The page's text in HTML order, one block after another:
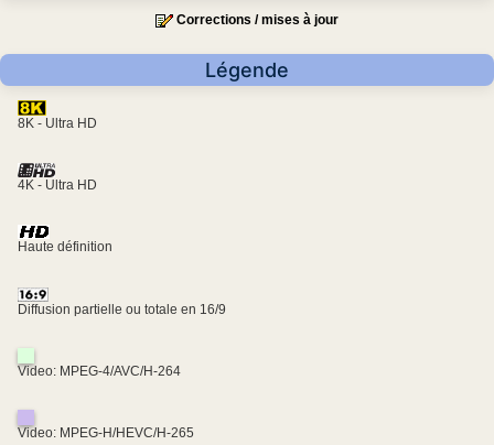
Corrections / mises à jour
Légende
8K - Ultra HD
4K - Ultra HD
Haute définition
Diffusion partielle ou totale en 16/9
Video: MPEG-4/AVC/H-264
Video: MPEG-H/HEVC/H-265